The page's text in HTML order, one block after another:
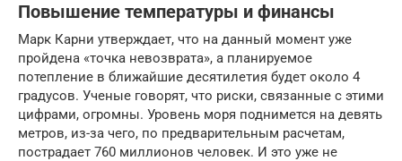
Повышение температуры и финансы
Марк Карни утверждает, что на данный момент уже
пройдена «точка невозврата», а планируемое
потепление в ближайшие десятилетия будет около 4
градусов. Ученые говорят, что риски, связанные с этими
цифрами, огромны. Уровень моря поднимется на девять
метров, из-за чего, по предварительным расчетам,
пострадает 760 миллионов человек. И это уже не